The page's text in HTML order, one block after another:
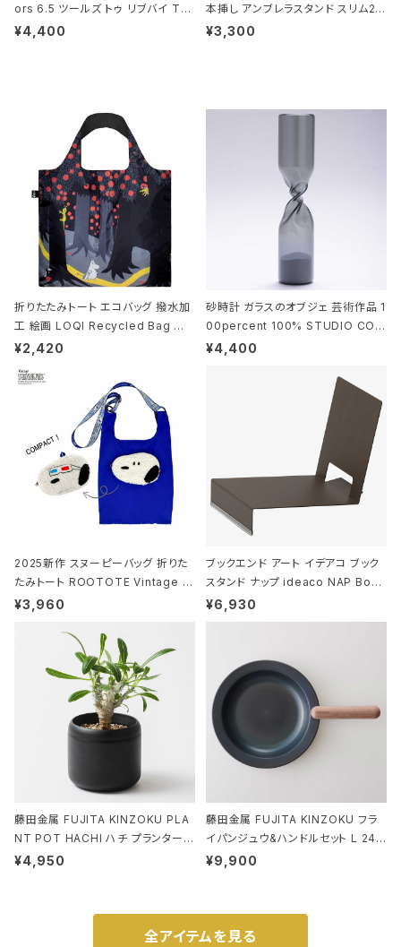
ors 6.5 ツールズ トゥ リブバイ TL
010 シザーズ 6.5 ゴールド
¥4,400
本挿し アンブレラスタンド スリム2 i
deaco Umbrella Stand slim2 s
¥3,300
折りたたみトート エコバッグ 撥水加
工 絵画 LOQI Recycled Bag ロ
ーキー 大きめ トートバッグ MOOMI
¥2,420
砂時計 ガラスのオブジェ 芸術作品 1
00percent 100% STUDIO COH
AKU Timeless 100パーセント ス
¥4,400
2025新作 スヌーピーバッグ 折りた
たみトート ROOTOTE Vintage P
EANUTS ROO-shopper mid 84
ド.ピーナッツ-0P 3Dグラス
¥3,960
ブックエンド アート イデアコ ブック
スタンド ナップ ideaco NAP Book
stand ブラウン
¥6,930
藤田金属 FUJITA KINZOKU PLA
NT POT HACHI ハチ プランターポ
ット 3号 ブラック
¥4,950
藤田金属 FUJITA KINZOKU フラ
イパンジュウ&ハンドルセット L 24c
m ガス火・IH対応 鉄フライパン ウォ
¥9,900
全アイテムを見る